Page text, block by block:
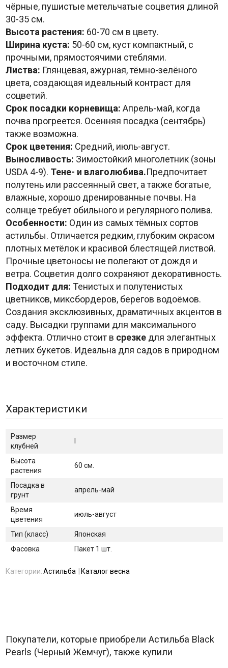
чёрные, пушистые метельчатые соцветия длиной
30-35 см.
Высота растения: 60-70 см в цвету.
Ширина куста: 50-60 см, куст компактный, с
прочными, прямостоячими стеблями.
Листва: Глянцевая, ажурная, тёмно-зелёного
цвета, создающая идеальный контраст для
соцветий.
Срок посадки корневища: Апрель-май, когда
почва прогреется. Осенняя посадка (сентябрь)
также возможна.
Срок цветения: Средний, июль-август.
Выносливость: Зимостойкий многолетник (зоны
USDA 4-9). Тене- и влаголюбива.Предпочитает
полутень или рассеянный свет, а также богатые,
влажные, хорошо дренированные почвы. На
солнце требует обильного и регулярного полива.
Особенности: Один из самых тёмных сортов
астильбы. Отличается редким, глубоким окрасом
плотных метёлок и красивой блестящей листвой.
Прочные цветоносы не полегают от дождя и
ветра. Соцветия долго сохраняют декоративность.
Подходит для: Тенистых и полутенистых
цветников, миксбордеров, берегов водоёмов.
Создания эксклюзивных, драматичных акцентов в
саду. Высадки группами для максимального
эффекта. Отлично стоит в срезкедля элегантных
летних букетов. Идеальна для садов в природном
и восточном стиле.
Характеристики
Размер
клубней
Высота
растения
60 см.
Посадка в
грунт
апрель-май
Время
цветения
июль-август
Тип (класс)
Японская
Фасовка
Пакет 1 шт.
Категории:Астильба Каталог весна
Покупатели, которые приобрели Астильба Black
Pearls (Черный Жемчуг), также купили